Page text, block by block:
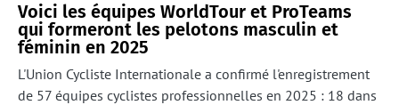
Voici les équipes WorldTour et ProTeams
qui formeront les pelotons masculin et
féminin en 2025
L'Union Cycliste Internationale a confirmé l'enregistrement
de 57 équipes cyclistes professionnelles en 2025 : 18 dans